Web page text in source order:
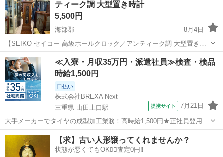
ち込めます！ ※詳細はこ...ティーク調 大型置き時計
5,500円
海部郡
8月4日
【SEIKO セイコー 高級ホールクロック／アンティーク調 大型置き時
計】 昭和レトロな雰囲気が魅力的な、SEIKO（セイコー）の大型ホー
ルクロックです。 重厚感のある木製ケースに美しい木目が映え、クラ
シカルな装飾やアン...
愛知 海部郡 時計
≪入寮・月収35万円・派遣社員≫検査・検品
時給1,500円
日払い
株式会社BREXA Next
三重県 山田上口駅
提携サイト 7月21日
大手メーカーでタイヤの成型加工業務！高時給1,500円★正社員登用制
度あり！ワンルーム寮完備！マイカー通勤OK！無料駐車場あり！《三
重県伊勢市》 人気の工場のお仕事 ◇タイヤの製造◇ トラック・バ
ス・RV車用を中心とした...
三重 伊勢市 山田上口駅 その他
【求】古い人形譲ってくれませんか？
状態が悪くてもOK🙆‍♀️査定0円‼️